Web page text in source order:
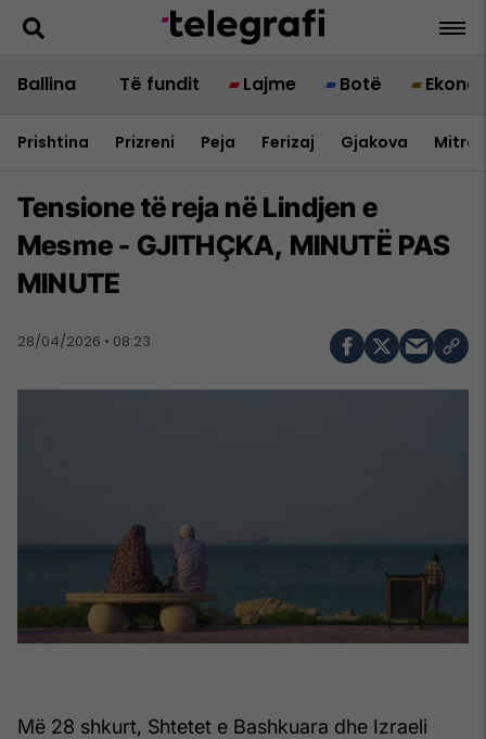
Ballina Të fundit Lajme Botë
Prishtina Prizreni Peja Ferizaj Gjakova
Tensione të reja në Lindjen e
Mesme - GJITHÇKA, MINUTË PAS
MINUTE
28/04/2026 • 08:23
Më 28 shkurt, Shtetet e Bashkuara dhe Izraeli